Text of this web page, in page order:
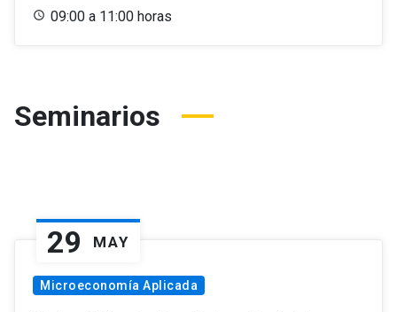
09:00 a 11:00 horas
Seminarios
29 MAY
Microeconomía Aplicada